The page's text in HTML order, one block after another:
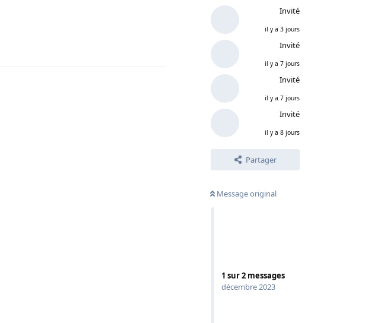
Invité
il y a 3 jours
Invité
il y a 7 jours
Invité
il y a 7 jours
Invité
il y a 8 jours
Partager
Message original
1 sur2 messages
décembre 2023